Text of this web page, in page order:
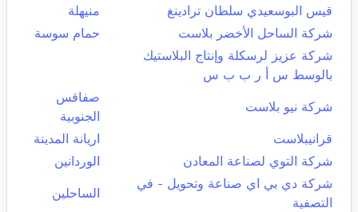
قيس البوسعيدي سلطان ترادينغ
منيهلة
شركة الساحل الأخضر بلاست
حمام سوسة
شركة عزيز لرسكلة وإنتاج البلاستيك
بالوسط س أ ر ب ب س
شركة نيو بلاست
صفاقس
الجنوبية
قرانيبلاست
اريانة المدينة
شركة التوي لصناعة المعادن
الوردانين
شركة دي بي اي صناعة وتحويل - في
التصفية
الساحلين